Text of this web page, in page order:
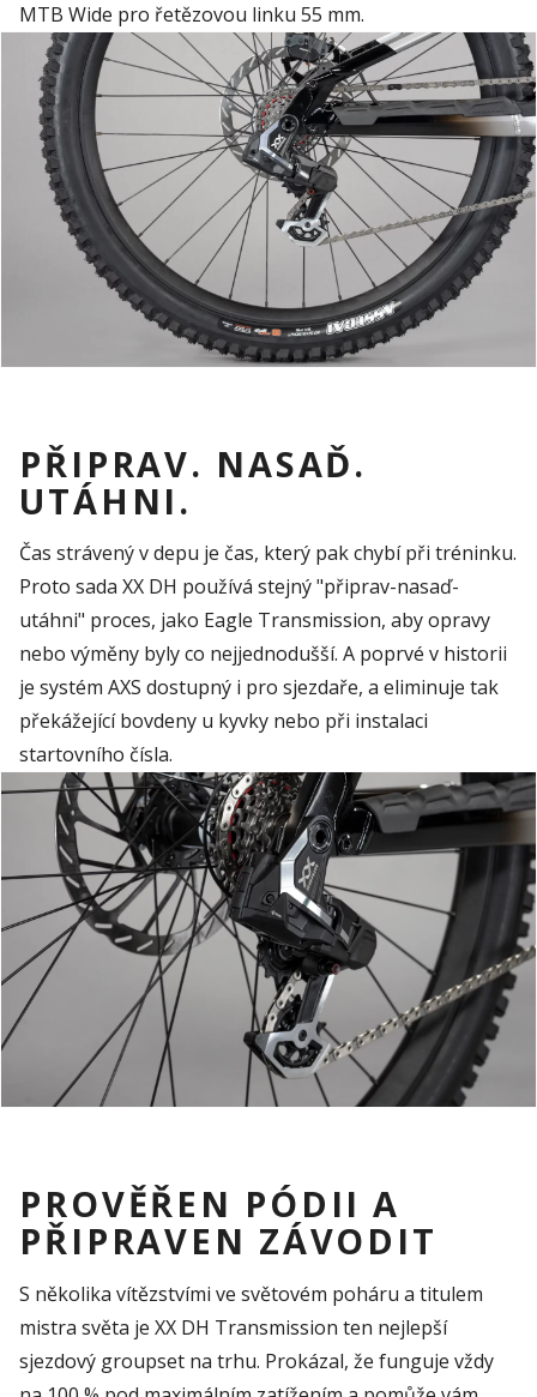
MTB Wide pro řetězovou linku 55 mm.
PŘIPRAV. NASAĎ.
UTÁHNI.
Čas strávený v depu je čas, který pak chybí při tréninku.
Proto sada XX DH používá stejný "připrav-nasaď-
utáhni" proces, jako Eagle Transmission, aby opravy
nebo výměny byly co nejjednodušší. A poprvé v historii
je systém AXS dostupný i pro sjezdaře, a eliminuje tak
překážející bovdeny u kyvky nebo při instalaci
startovního čísla.
PROVĚŘEN PÓDII A
PŘIPRAVEN ZÁVODIT
S několika vítězstvími ve světovém poháru a titulem
mistra světa je XX DH Transmission ten nejlepší
sjezdový groupset na trhu. Prokázal, že funguje vždy